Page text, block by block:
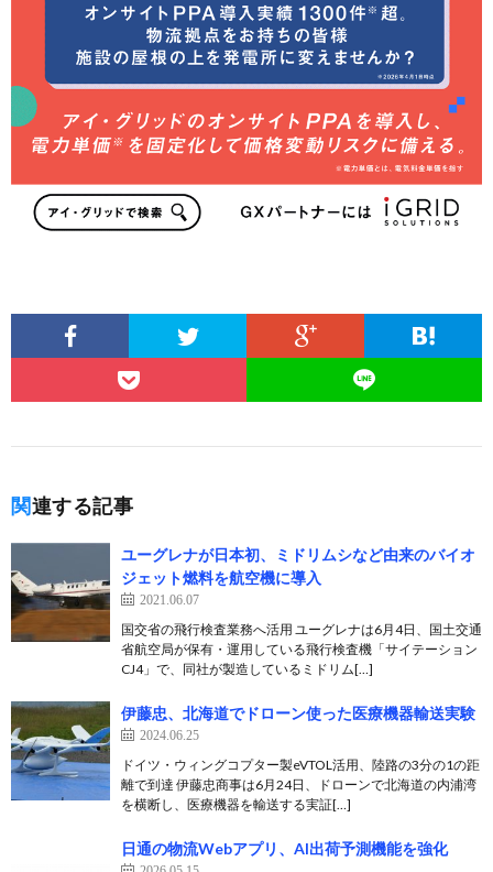
関連する記事
ユーグレナが日本初、ミドリムシなど由来のバイオ
ジェット燃料を航空機に導入
2021.06.07
国交省の飛行検査業務へ活用 ユーグレナは6月4日、国土交通
省航空局が保有・運用している飛行検査機「サイテーション
CJ4」で、同社が製造しているミドリム[…]
伊藤忠、北海道でドローン使った医療機器輸送実験
2024.06.25
ドイツ・ウィングコプター製eVTOL活用、陸路の3分の1の距
離で到達 伊藤忠商事は6月24日、ドローンで北海道の内浦湾
を横断し、医療機器を輸送する実証[…]
日通の物流Webアプリ、AI出荷予測機能を強化